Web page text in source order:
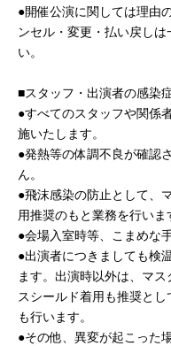
●開催公演に関しては理由
ンセル・変更・払い戻し
い。
■スタッフ・出演者の感染
●すべてのスタッフや関係
施いたします。
●発熱等の体調不良が確認
ん。
●飛沫感染の防止として、
用推奨のもと業務を行いま
●会場入室時等、こまめな
●出演者につきましても検
ます。出演時以外は、マ
スシールド着用も推奨と
も行います。
●その他、異変が起こった